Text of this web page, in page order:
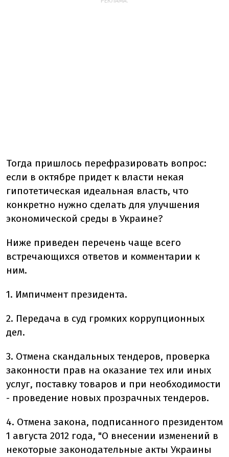
Тогда пришлось перефразировать вопрос:
если в октябре придет к власти некая
гипотетическая идеальная власть, что
конкретно нужно сделать для улучшения
экономической среды в Украине?
Ниже приведен перечень чаще всего
встречающихся ответов и комментарии к
ним.
1. Импичмент президента.
2. Передача в суд громких коррупционных
дел.
3. Отмена скандальных тендеров, проверка
законности прав на оказание тех или иных
услуг, поставку товаров и при необходимости
- проведение новых прозрачных тендеров.
4. Отмена закона, подписанного президентом
1 августа 2012 года, "О внесении изменений в
некоторые законодательные акты Украины